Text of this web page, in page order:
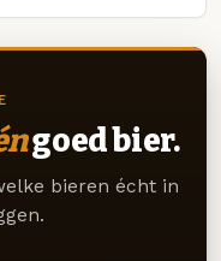
goed bier.
bieren écht in